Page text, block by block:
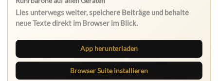
App herunterladen
Browser Suite installieren